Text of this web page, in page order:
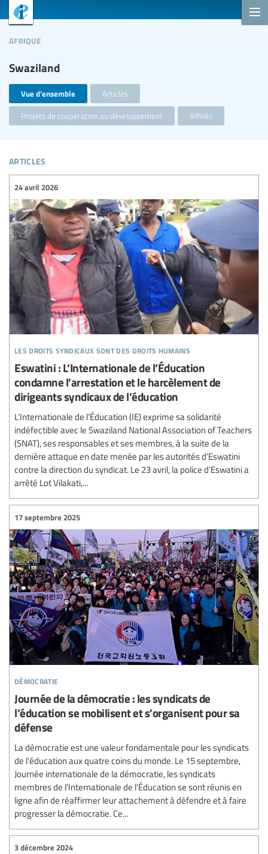
Swaziland
afrique
Vue d’ensemble Articles
Projets de coopération au développement Affiliés
articles
les droits syndicaux sont des droits humains
24 avril 2026
Eswatini : L’Internationale de l’Éducation
condamne l’arrestation et le harcèlement de
dirigeants syndicaux de l’éducation
L’Internationale de l’Éducation (IE) exprime sa solidarité
indéfectible avec le Swaziland National Association of Teachers
(SNAT), ses responsables et ses membres, à la suite de la
dernière attaque en date menée par les autorités d’Eswatini
contre la direction du syndicat. Le 23 avril, la police d’Eswatini a
arrêté Lot Vilakati,...
démocratie
17 septembre 2025
Journée de la démocratie : les syndicats de
l’éducation se mobilisent et s’organisent pour sa
défense
La démocratie est une valeur fondamentale pour les syndicats
de l’éducation aux quatre coins du monde. Le 15 septembre,
Journée internationale de la démocratie, les syndicats
membres de l’Internationale de l’Éducation se sont réunis en
ligne afin de réaffirmer leur attachement à défendre et à faire
progresser la démocratie. Ce...
3 décembre 2024